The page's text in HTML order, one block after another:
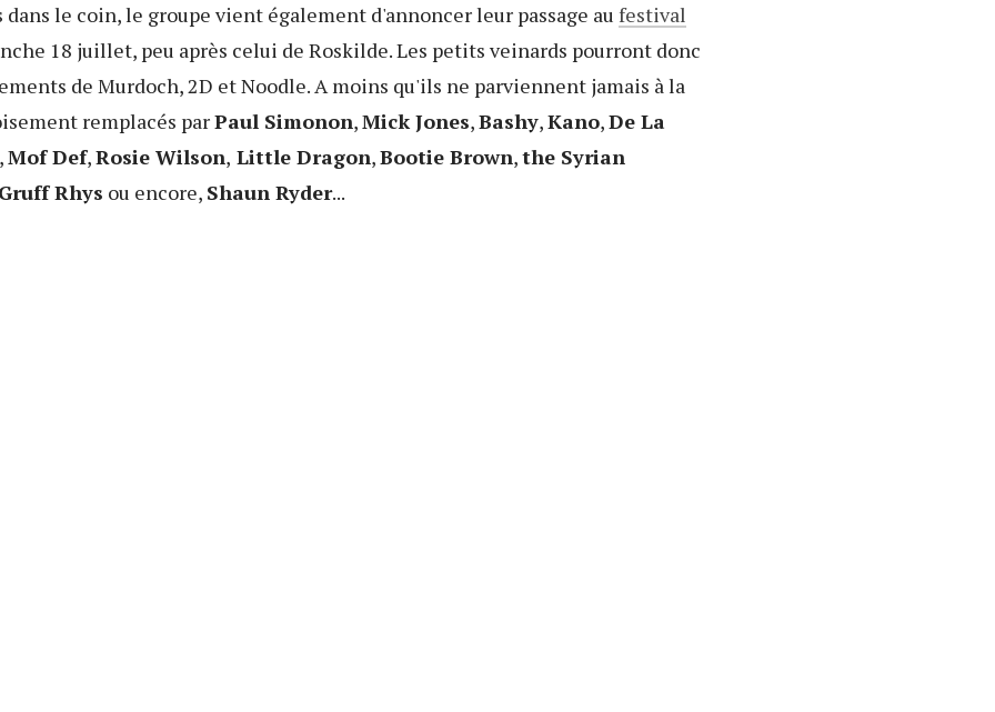
dans le coin, le groupe vient également d'annoncer leur passage au festival
18 juillet, peu après celui de Roskilde. Les petits veinards pourront donc
de Murdoch, 2D et Noodle. A moins qu'ils ne parviennent jamais à la
remplacés parPaul Simonon,Mick Jones,Bashy,Kano,De La
Mof Def,Rosie Wilson, Little Dragon,Bootie Brown,the Syrian
Gruff Rhys ou encore, Shaun Ryder...